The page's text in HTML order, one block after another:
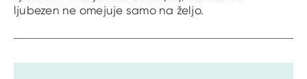
ljubezen ne omejuje samo na željo.